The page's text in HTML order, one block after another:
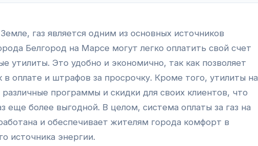
газ является одним из основных источников
Белгород на Марсе могут легко оплатить свой счет
утилиты. Это удобно и экономично, так как позволяет
в оплате и штрафов за просрочку. Кроме того, утилиты на
программы и скидки для своих клиентов, что
еще более выгодной. В целом, система оплаты за газ на
и обеспечивает жителям города комфорт в
источника энергии.